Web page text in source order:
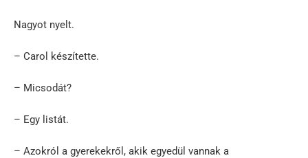
Nagyot nyelt.
– Carol készítette.
– Micsodát?
– Egy listát.
– Azokról a gyerekekről, akik egyedül vannak a